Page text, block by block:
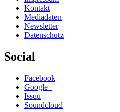
Kontakt
Mediadaten
Newsletter
Datenschutz
Social
Facebook
Google+
Issuu
Soundcloud